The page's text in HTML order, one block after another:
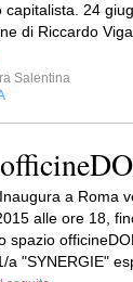
capitalista. 24
di Riccardo
Salentina
a Roma
alle ore 18,
spazio
a "SYNERGIE"